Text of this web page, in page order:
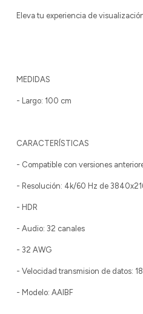
Eleva tu experiencia de
MEDIDAS
- Largo: 100 cm
CARACTERÍSTICAS
- Compatible con versiones
- Resolución: 4k/60 Hz de
- HDR
- Audio: 32 canales
- 32 AWG
- Velocidad transmision de datos:
- Modelo: AAIBF